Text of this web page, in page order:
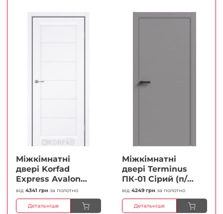
Міжкімнатні
двері Korfad
Express Avalon
Білий мат
Кристал
Антискретч
від 4341 грн за полотно
Детальніше
Міжкімнатні
двері Terminus
ПК-01 Сірий (п/п)
Глухі Плівка
від 4249 грн за полотно
Детальніше